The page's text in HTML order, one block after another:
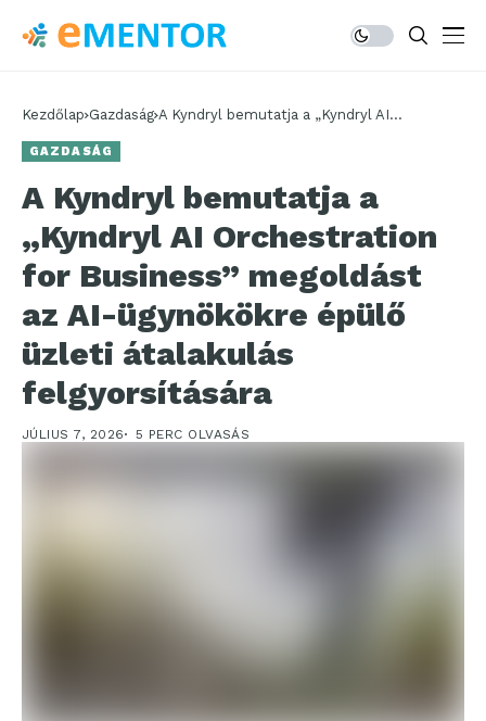
Kezdőlap Gazdaság A Kyndryl bemutatja a „Kyndryl AI
GAZDASÁG
A Kyndryl bemutatja a
„Kyndryl AI Orchestration
for Business” megoldást
az AI-ügynökökre épülő
üzleti átalakulás
felgyorsítására
JÚLIUS 7, 2026 5 PERC OLVASÁS